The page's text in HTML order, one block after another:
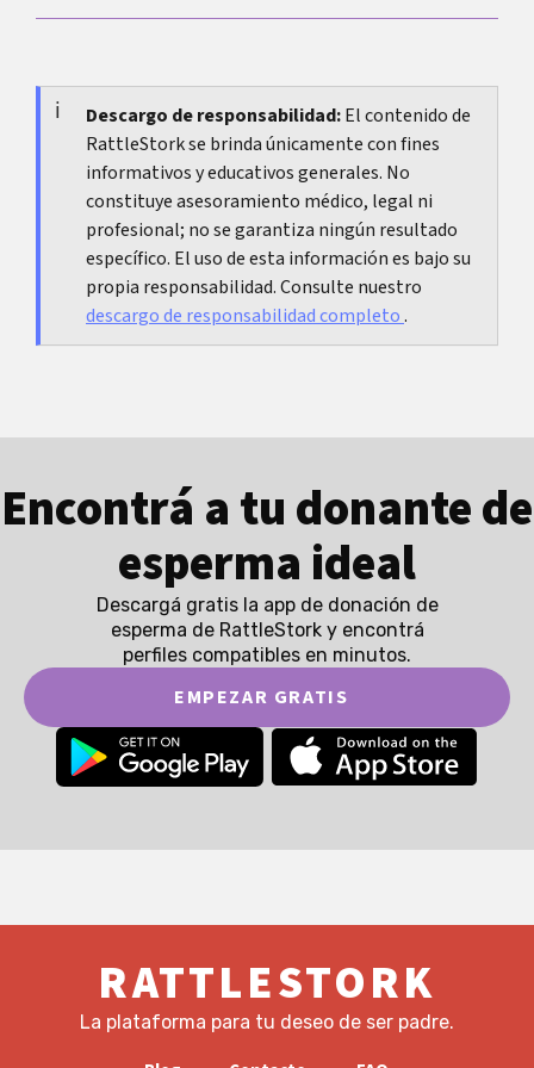
repetir de inmediato.
embarazo. Si el resultado es positivo, el
tratamiento debe planificarse de forma
individual, incluida la decisión sobre una prueba
de control.
Descargo de responsabilidad:El contenido de
RattleStork se brinda únicamente con fines
informativos y educativos generales. No
constituye asesoramiento médico, legal ni
profesional; no se garantiza ningún resultado
específico. El uso de esta información es bajo su
propia responsabilidad. Consulte nuestro
descargo de responsabilidad completo.
Encontrá a tu donante de
esperma ideal
Descargá gratis la app de donación de
esperma de RattleStork y encontrá
perfiles compatibles en minutos.
EMPEZAR GRATIS
RATTLESTORK
La plataforma para tu deseo de ser padre.